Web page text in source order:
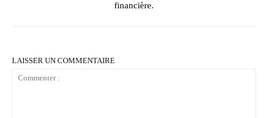
financière.
LAISSER UN COMMENTAIRE